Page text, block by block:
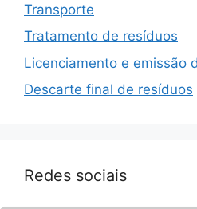
Transporte
Tratamento de resíduos
Licenciamento e emissão
Descarte final de resíduos
Redes sociais